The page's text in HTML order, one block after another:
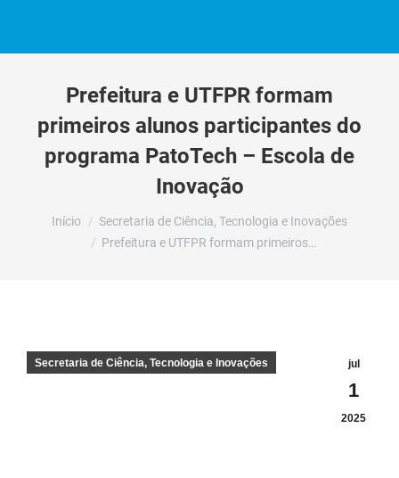
Prefeitura e UTFPR formam
primeiros alunos participantes do
programa PatoTech – Escola de
Inovação
Você está aqui:
Início
Secretaria de Ciência, Tecnologia e Inovações
Prefeitura e UTFPR formam primeiros…
jul
1
2025
Secretaria de Ciência, Tecnologia e Inovações